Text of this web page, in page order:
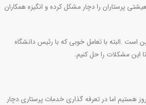
پرستاران را دچار مشکل کرده و انگیزه همکاران
است .البته با تعامل خوبی که با رئیس دانشگاه
این مشکلات را حل کنیم.
هستیم اما در تعرفه گذاری خدمات پرستاری دچار